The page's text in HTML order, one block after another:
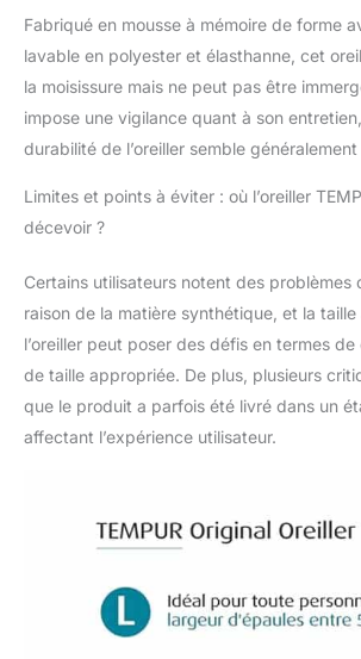
Fabriqué en mousse à mémoire de forme
lavable en polyester et élasthanne, cet
la moisissure mais ne peut pas être
impose une vigilance quant à son
durabilité de l’oreiller semble
Limites et points à éviter : où l’oreiller
décevoir ?
Certains utilisateurs notent des problèmes
raison de la matière synthétique, et la
l’oreiller peut poser des défis en termes
de taille appropriée. De plus, plusieurs
que le produit a parfois été livré dans un
affectant l’expérience utilisateur.